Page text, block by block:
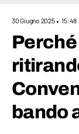
30 Giugno 2025 15:48
Perché
bando